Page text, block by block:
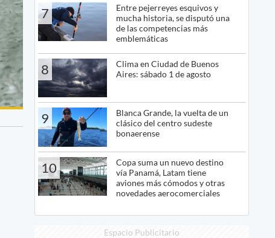
7
Entre pejerreyes esquivos y
mucha historia, se disputó una
de las competencias más
emblemáticas
8
Clima en Ciudad de Buenos
Aires: sábado 1 de agosto
9
Blanca Grande, la vuelta de un
clásico del centro sudeste
bonaerense
10
Copa suma un nuevo destino
vía Panamá, Latam tiene
aviones más cómodos y otras
novedades aerocomerciales
Espacio Publicitario